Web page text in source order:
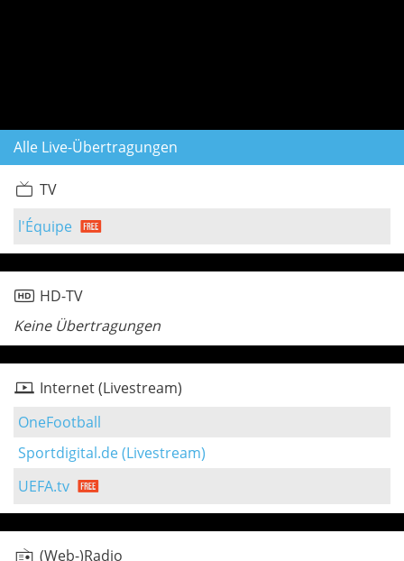
Alle Live-Übertragungen
TV
l'Équipe
HD-TV
Keine Übertragungen
Internet (Livestream)
OneFootball
Sportdigital.de (Livestream)
UEFA.tv
(Web-)Radio